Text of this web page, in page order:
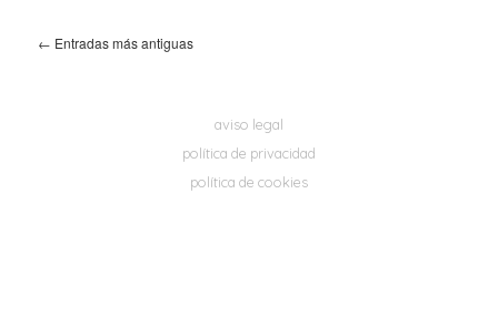
← Entradas más antiguas
aviso legal
política de privacidad
política de cookies